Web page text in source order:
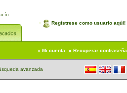
Regístrese como usuario aqúi!
Mi cuenta Recuperar contraseña
avanzada